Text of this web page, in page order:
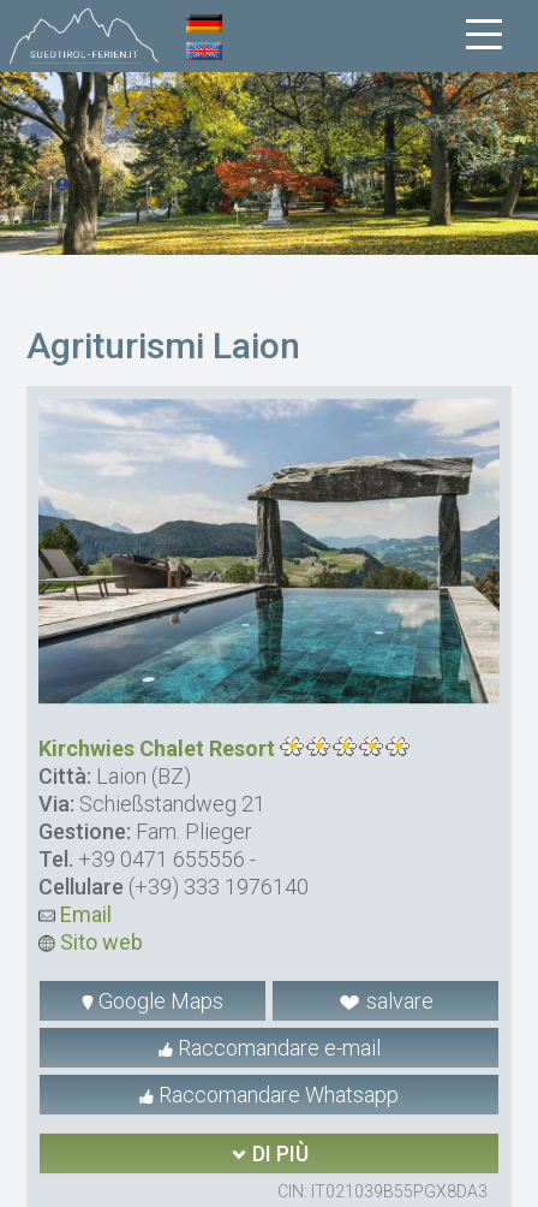
Agriturismi Laion
Kirchwies Chalet Resort
Città: Laion (BZ)
Via: Schießstandweg 21
Gestione: Fam. Plieger
Tel. +39 0471 655556 -
Cellulare (+39) 333 1976140
Email
Sito web
Google Maps
salvare
Raccomandare e-mail
Raccomandare Whatsapp
DI PIÙ
CIN: IT021039B55PGX8DA3